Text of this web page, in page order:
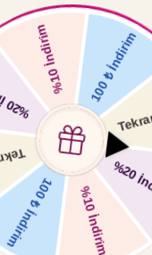
Pasta Paleti Küt
%15
₺ 549.00 ₺ 466.65
Boyut